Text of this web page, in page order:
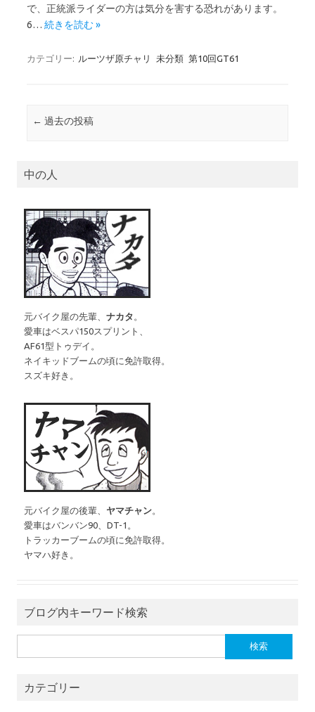
で、正統派ライダーの方は気分を害する恐れがあります。
6… 続きを読む »
カテゴリー: ルーツザ原チャリ 未分類 第10回GT61
投稿ナビゲーション
← 過去の投稿
中の人
元バイク屋の先輩、 ナカタ 。
愛車はベスパ150スプリント、
AF61型トゥデイ。
ネイキッドブームの頃に免許取得。
スズキ好き。
元バイク屋の後輩、 ヤマチャン。
愛車はバンバン90、DT-1。
トラッカーブームの頃に免許取得。
ヤマハ好き。
ブログ内キーワード検索
カテゴリー